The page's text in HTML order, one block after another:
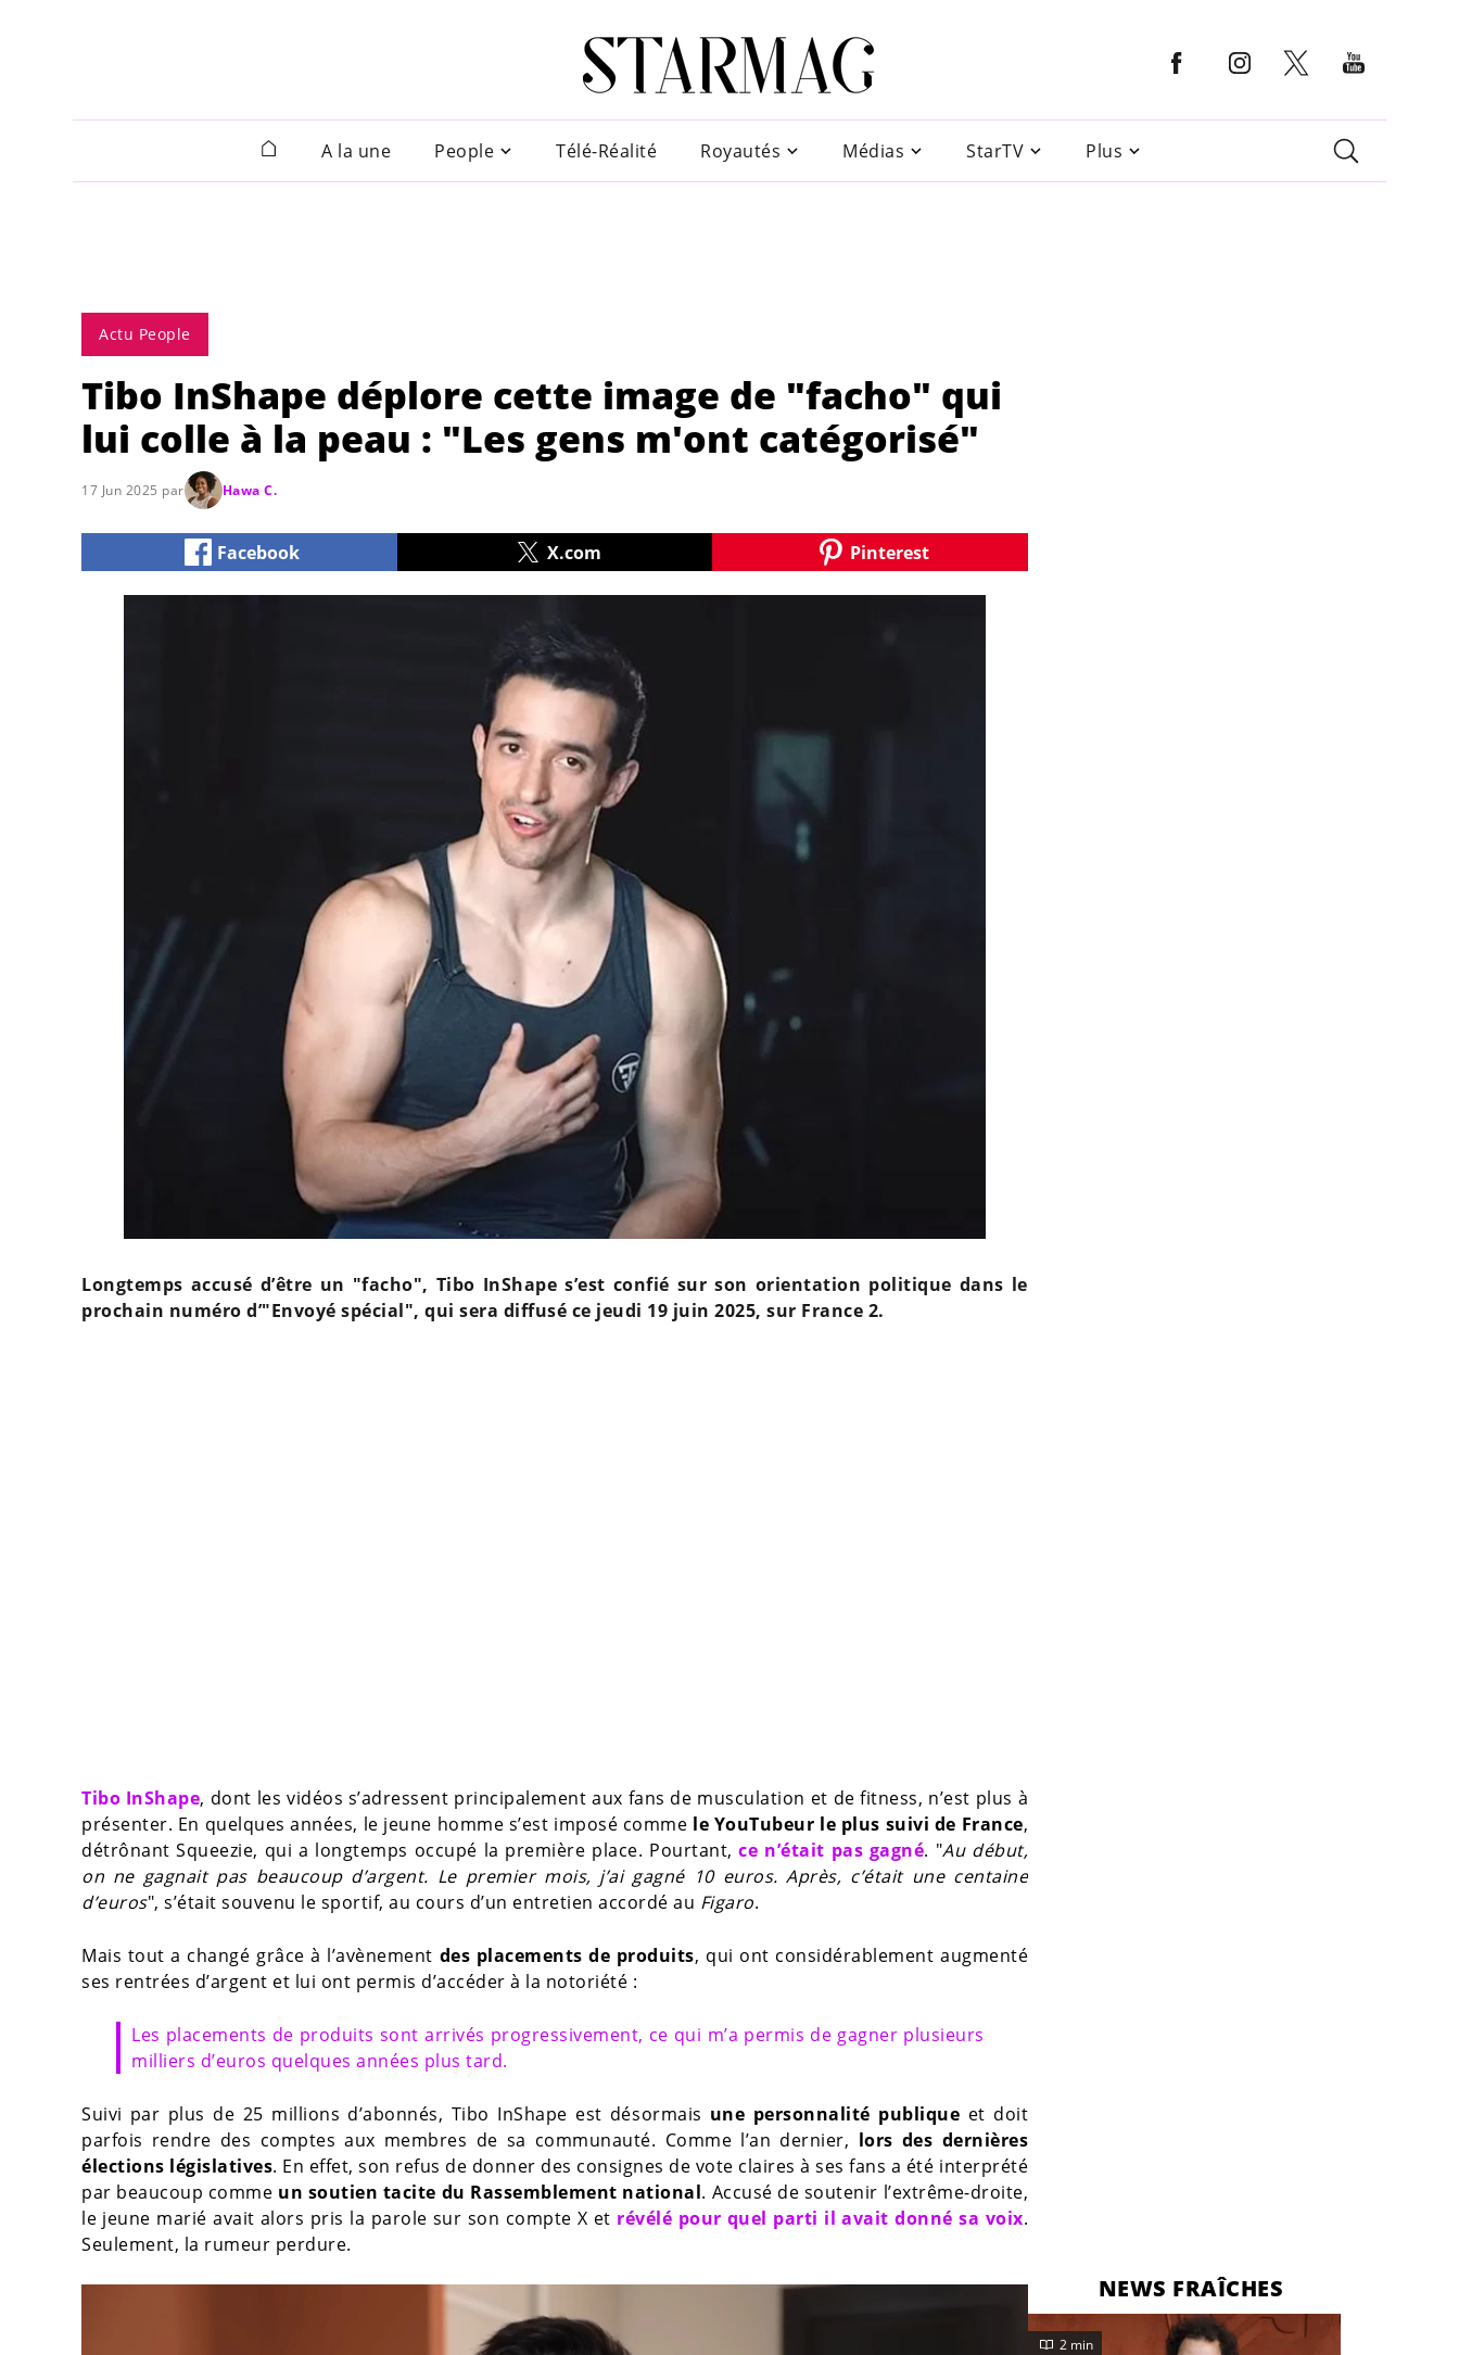
A la une People Télé-Réalité Royautés Médias StarTV Plus
Actu People
Tibo InShape déplore cette image de "facho" qui
lui colle à la peau : "Les gens m'ont catégorisé"
17 Jun 2025 par Hawa C.
Facebook X.com Pinterest
Longtemps accusé d’être un "facho", Tibo InShape s’est confié sur son orientation politique dans le
prochain numéro d’"Envoyé spécial", qui sera diffusé ce jeudi 19 juin 2025, sur France 2.
Tibo InShape, dont les vidéos s’adressent principalement aux fans de musculation et de fitness, n’est plus à
présenter. En quelques années, le jeune homme s’est imposé comme le YouTubeur le plus suivi de France,
détrônant Squeezie, qui a longtemps occupé la première place. Pourtant,ce n’était pas gagné. "Au début,
on ne gagnait pas beaucoup d’argent. Le premier mois, j’ai gagné 10 euros. Après, c’était une centaine
d’euros", s’était souvenu le sportif, au cours d’un entretien accordé au Figaro.
Mais tout a changé grâce à l’avènement des placements de produits, qui ont considérablement augmenté
ses rentrées d’argent et lui ont permis d’accéder à la notoriété :
Les placements de produits sont arrivés progressivement, ce qui m’a permis de gagner plusieurs
milliers d’euros quelques années plus tard.
Suivi par plus de 25 millions d’abonnés, Tibo InShape est désormais une personnalité publique et doit
parfois rendre des comptes aux membres de sa communauté. Comme l’an dernier, lors des dernières
élections législatives. En effet, son refus de donner des consignes de vote claires à ses fans a été interprété
par beaucoup comme un soutien tacite du Rassemblement national. Accusé de soutenir l’extrême-droite,
le jeune marié avait alors pris la parole sur son compte X et révélé pour quel parti il avait donné sa voix.
Seulement, la rumeur perdure.
NEWS FRAÎCHES
2 min